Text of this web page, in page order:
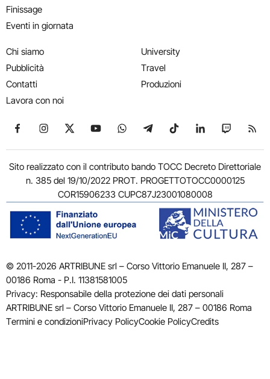
Finissage
Eventi in giornata
Chi siamo
Pubblicità
Contatti
Lavora con noi
University
Travel
Produzioni
Seguici su Facebook
Seguici su Instagram
Seguici su X
Seguici su YouTube
Seguici su WhatsApp
Seguici su Telegram
Seguici su TikTok
Seguici su
Seguici
Sito realizzato con il contributo bando TOCC Decreto Direttoriale
n. 385 del 19/10/2022 PROT. PROGETTOTOCC0000125
COR15906233 CUPC87J23001080008
© 2011-2026 ARTRIBUNE srl – Corso Vittorio Emanuele II, 287 –
00186 Roma - P.I. 11381581005
Privacy: Responsabile della protezione dei dati personali
ARTRIBUNE srl – Corso Vittorio Emanuele II, 287 – 00186 Roma
Termini e condizioniPrivacy PolicyCookie PolicyCredits